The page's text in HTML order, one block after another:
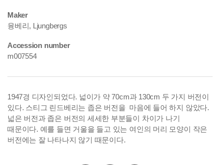
Maker
융베리, Ljungbergs
Accession number
m007554
1947경 디자인되었다. 넓이가 약 70cm과 130cm 두 가지 버전이
있다. 스티그 린드베리는 좁은 버전을 마음에 들어 하지 않았다.
넓은 버전과 좁은 버전의 세세한 부분들이 차이가 나기
때문이다. 예를 들면 거울을 들고 있는 여인의 머리 모양이 작은
버전에는 잘 나타나지 않기 때문이다.